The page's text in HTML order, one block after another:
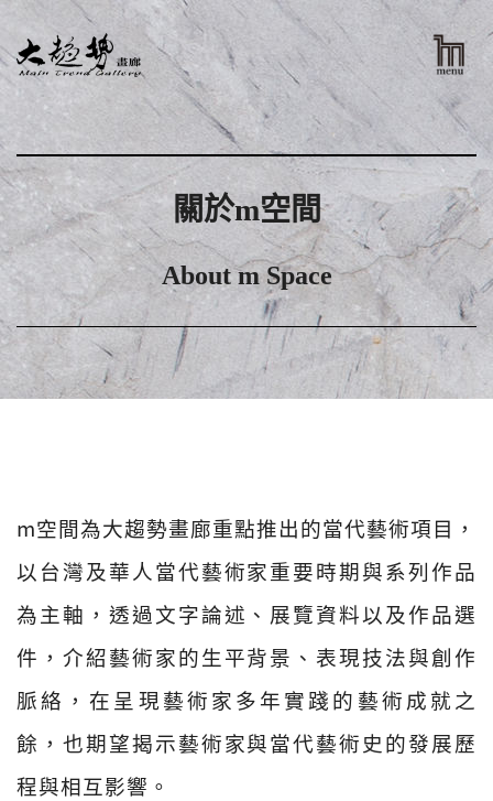
關於m空間
About m Space
m空間為大趨勢畫廊重點推出的當代藝術項目，
以台灣及華人當代藝術家重要時期與系列作品
為主軸，透過文字論述、展覽資料以及作品選
件，介紹藝術家的生平背景、表現技法與創作
脈絡，在呈現藝術家多年實踐的藝術成就之
餘，也期望揭示藝術家與當代藝術史的發展歷
程與相互影響。